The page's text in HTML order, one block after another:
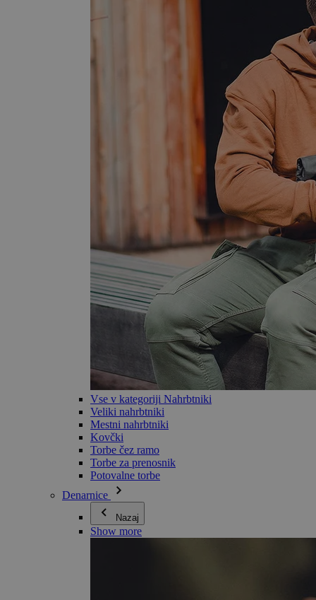
Vse v kategoriji Nahrbtniki
Veliki nahrbtniki
Mestni nahrbtniki
Kovčki
Torbe čez ramo
Torbe za prenosnik
Potovalne torbe
Denarnice
Nazaj
Show more